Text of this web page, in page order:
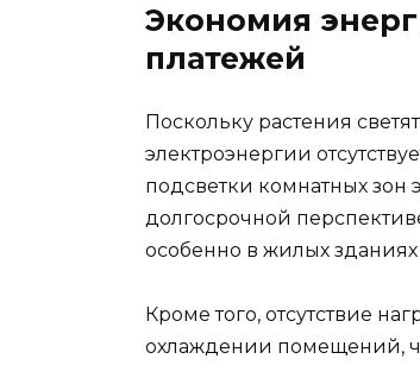
Экономия
платежей
Поскольку растения
электроэнергии
подсветки комнатных зон
долгосрочной
особенно в жилых зданиях
Кроме того, отсутствие
охлаждении помещений,